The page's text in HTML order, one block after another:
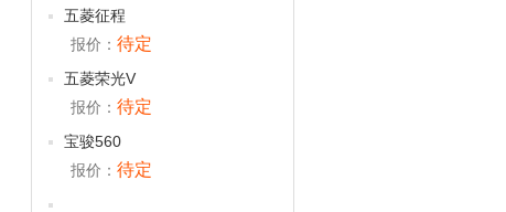
五菱征程
报价： 待定
五菱荣光V
报价： 待定
宝骏560
报价： 待定